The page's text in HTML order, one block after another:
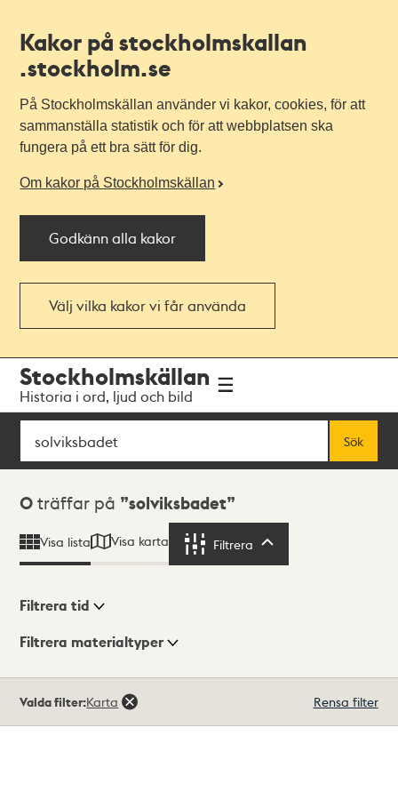
Kakor på stockholmskallan
.stockholm.se
På Stockholmskällan använder vi kakor, cookies, för att
sammanställa statistik och för att webbplatsen ska
fungera på ett bra sätt för dig.
Om kakor på Stockholmskällan
Godkänn alla kakor
Välj vilka kakor vi får använda
navigationen
huvudinnehållet
Stockholmskällan
Historia i ord, ljud och bild
Sök
Sök
Sökresultat
0 träffar på solviksbadet
Visa lista Visa karta Filtrera
Visningsläge
Filtrera tid
Filtrera materialtyper
träffar
Valda filter:Karta Rensa filter